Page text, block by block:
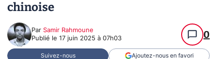
chinoise
Par Samir Rahmoune
Publié le 17 juin 2025 à 07h03 0
Suivez-nous Ajoutez-nous en favori